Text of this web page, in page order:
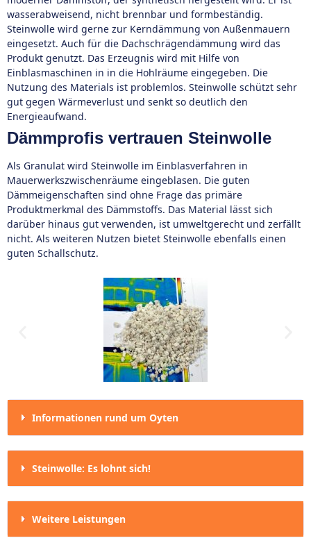
wasserabweisend, nicht brennbar und formbeständig.
Steinwolle wird gerne zur Kerndämmung von Außenmauern
eingesetzt. Auch für die Dachschrägendämmung wird das
Produkt genutzt. Das Erzeugnis wird mit Hilfe von
Einblasmaschinen in in die Hohlräume eingegeben. Die
Nutzung des Materials ist problemlos. Steinwolle schützt sehr
gut gegen Wärmeverlust und senkt so deutlich den
Energieaufwand.
Dämmprofis vertrauen Steinwolle
Als Granulat wird Steinwolle im Einblasverfahren in
Mauerwerkszwischenräume eingeblasen. Die guten
Dämmeigenschaften sind ohne Frage das primäre
Produktmerkmal des Dämmstoffs. Das Material lässt sich
darüber hinaus gut verwenden, ist umweltgerecht und zerfällt
nicht. Als weiteren Nutzen bietet Steinwolle ebenfalls einen
guten Schallschutz.
Informationen rund um Oyten
Steinwolle: Es lohnt sich!
Weitere Leistungen